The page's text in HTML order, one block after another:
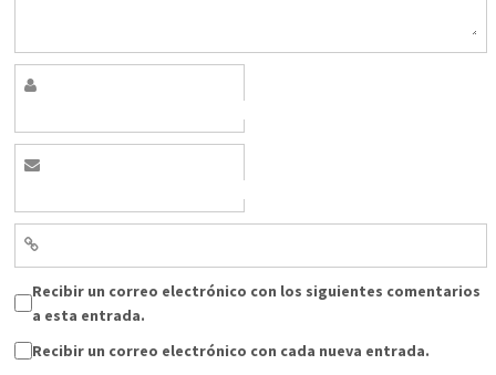
Recibir un correo electrónico con los siguientes comentarios
a esta entrada.
Recibir un correo electrónico con cada nueva entrada.